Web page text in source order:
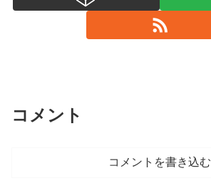
コメント
コメントを書き込む